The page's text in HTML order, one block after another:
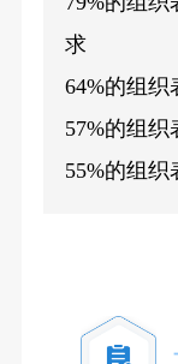
求
64%的组
57%的组
55%的组